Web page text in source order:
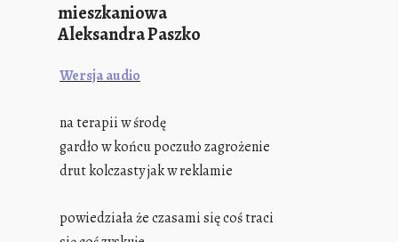
mieszkaniowa
Aleksandra Paszko
Wersja audio
na terapii w środę
gardło w końcu poczuło zagrożenie
drut kolczasty jak w reklamie
powiedziała że czasami się coś traci